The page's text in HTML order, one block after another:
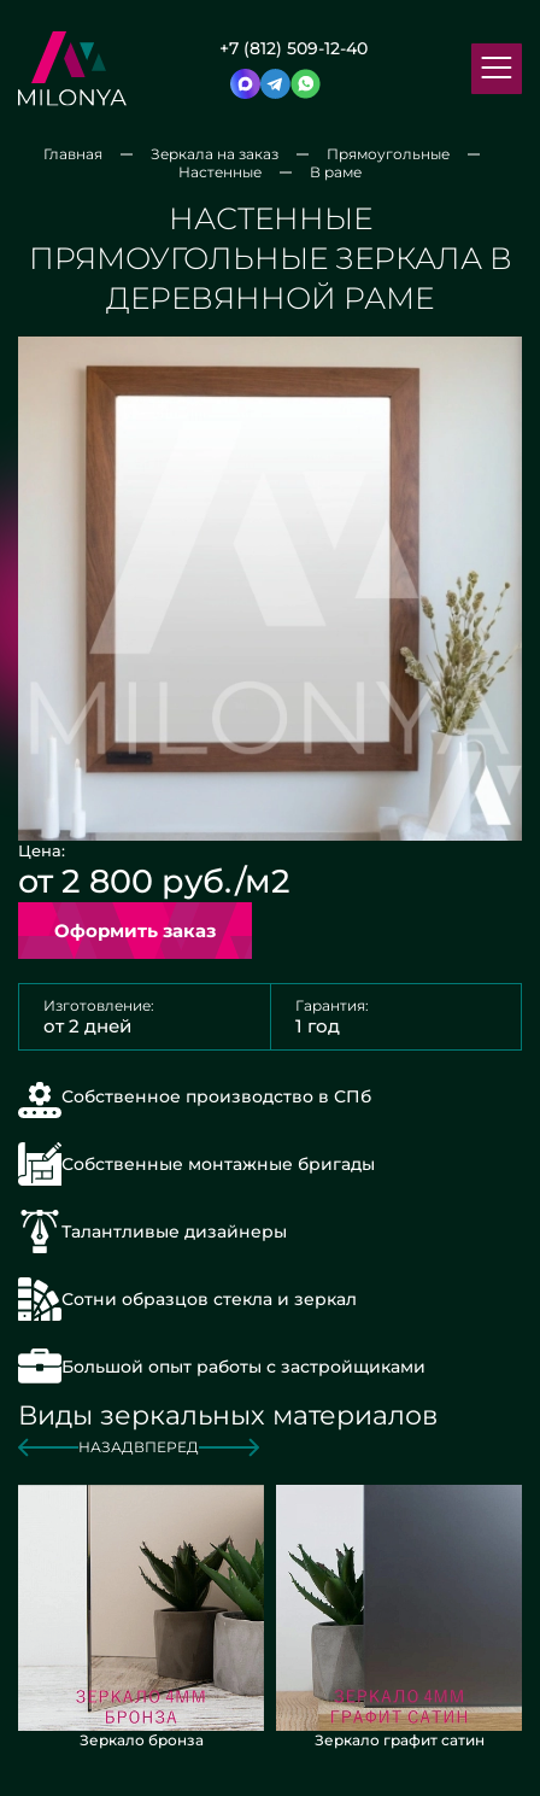
+7 (812) 509-12-40
Главная Зеркала на заказ
Прямоугольные
Настенные
В раме
НАСТЕННЫЕ
ПРЯМОУГОЛЬНЫЕ ЗЕРКАЛА В
ДЕРЕВЯННОЙ РАМЕ
Цена:
от 2 800 руб./м2
Оформить заказ
Изготовление:
от 2 дней
Гарантия:
1 год
Собственное производство в СПб
Собственные монтажные бригады
Талантливые дизайнеры
Сотни образцов стекла и зеркал
Большой опыт работы с застройщиками
Виды зеркальных материалов
НАЗАДВПЕРЕД
Зеркало бронза Зеркало графит сатин